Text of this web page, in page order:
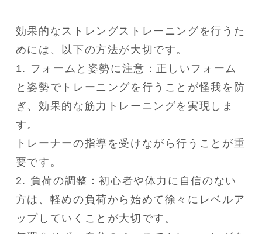
効果的なストレングストレーニングを行うた
めには、以下の方法が大切です。
1. フォームと姿勢に注意：正しいフォーム
と姿勢でトレーニングを行うことが怪我を防
ぎ、効果的な筋力トレーニングを実現しま
す。
トレーナーの指導を受けながら行うことが重
要です。
2. 負荷の調整：初心者や体力に自信のない
方は、軽めの負荷から始めて徐々にレベルア
ップしていくことが大切です。